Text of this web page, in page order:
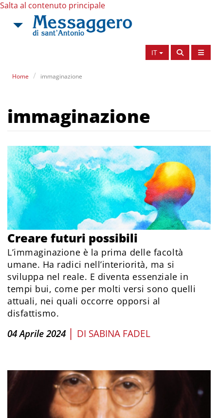
Salta al contenuto principale
IT
Home immaginazione
immaginazione
Creare futuri possibili
L’immaginazione è la prima delle facoltà
umane. Ha radici nell’interiorità, ma si
sviluppa nel reale. E diventa essenziale in
tempi bui, come per molti versi sono quelli
attuali, nei quali occorre opporsi al
disfattismo.
04 Aprile 2024 | DI SABINA FADEL